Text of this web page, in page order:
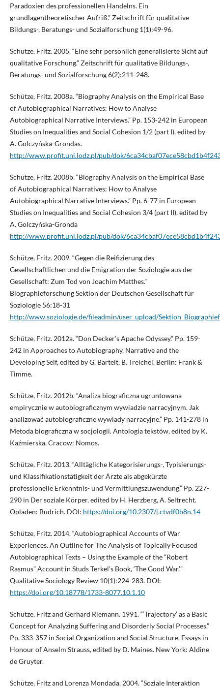
Paradoxien des professionellen Handelns. Ein
grundlagentheoretischer Aufriß.” Zeitschrift für qualitative
Bildungs-, Beratungs- und Sozialforschung 1(1):49-96.
Schütze, Fritz. 2005. “Eine sehr persönlich generalisierte Sicht auf
qualitative Forschung.” Zeitschrift für qualitative Bildungs-,
Beratungs- und Sozialforschung 6(2):211-248.
Schütze, Fritz. 2008a. “Biography Analysis on the Empirical Base
of Autobiographical Narratives: How to Analyse
Autobiographical Narrative Interviews.” Pp. 153-242 in European
Studies on Inequalities and Social Cohesion 1/2 (part I), edited by
A. Golczyńska-Grondas.
http://www.profit.uni.lodz.pl/pub/dok/
Schütze, Fritz. 2008b. “Biography Analysis on the Empirical Base
of Autobiographical Narratives: How to Analyse
Autobiographical Narrative Interviews.” Pp. 6-77 in European
Studies on Inequalities and Social Cohesion 3/4 (part II), edited by
A. Golczyńska-Gronda
http://www.profit.uni.lodz.pl/pub/dok/
Schütze, Fritz. 2009. “Gegen die Reifizierung des
Gesellschaftlichen und die Emigration der Soziologie aus der
Gesellschaft: Zum Tod von Joachim Matthes.”
Biographieforschung Sektion der Deutschen Gesellschaft für
Soziologie 56:18-31
http://www.soziologie.de/fileadmin/user_upload/
Schütze, Fritz. 2012a. “Don Decker’s Apache Odyssey.” Pp. 159-
242 in Approaches to Autobiography, Narrative and the
Developing Self, edited by G. Bartelt, B. Treichel. Berlin: Frank &
Timme.
Schütze, Fritz. 2012b. “Analiza biograficzna ugruntowana
empirycznie w autobiograficznym wywiadzie narracyjnym. Jak
analizować autobiograficzne wywiady narracyjne.” Pp. 141-278 in
Metoda biograficzna w socjologii. Antologia tekstów, edited by K.
Kaźmierska. Cracow: Nomos.
Schütze, Fritz. 2013. “Alltägliche Kategorisierungs-, Typisierungs-
und Klassifikationstätigkeit der Ärzte als abgekürzte
professionelle Erkenntnis- und Vermittlungszuwendung.” Pp. 227-
290 in Der soziale Körper, edited by H. Herzberg, A. Seltrecht.
Opladen: Budrich. DOI: https://doi.org/10.2307/j.ctvdf0b8n.14
Schütze, Fritz. 2014. “Autobiographical Accounts of War
Experiences. An Outline for The Analysis of Topically Focused
Autobiographical Texts – Using the Example of the “Robert
Rasmus” Account in Studs Terkel’s Book, ‘The Good War.’”
Qualitative Sociology Review 10(1):224-283. DOI:
https://doi.org/10.18778/1733-8077.10.1.10
Schütze, Fritz and Gerhard Riemann. 1991. “‘Trajectory’ as a Basic
Concept for Analyzing Suffering and Disorderly Social Processes.”
Pp. 333-357 in Social Organization and Social Structure. Essays in
Honour of Anselm Strauss, edited by D. Maines. New York: Aldine
de Gruyter.
Schütze, Fritz and Lorenza Mondada. 2004. “Soziale Interaktion